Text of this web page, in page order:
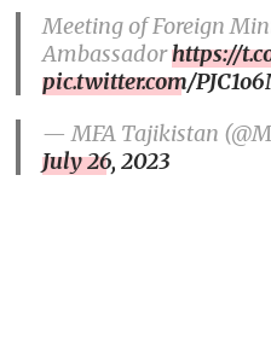
Meeting of Foreign
Ambassadorhttps://
pic.twitter.com/
— MFA Tajikistan
July 26, 2023